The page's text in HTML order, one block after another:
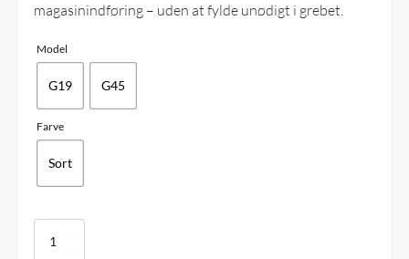
magasinindføring – uden at fylde unødigt i grebet.
Model
G19 G45
Farve
Sort
Herrington